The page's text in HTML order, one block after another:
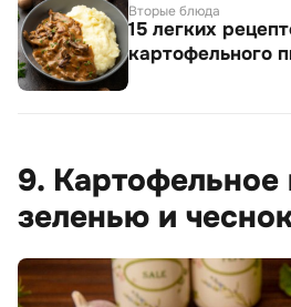
Вторые блюда
15 легких
картофельного
9.
зеленью и